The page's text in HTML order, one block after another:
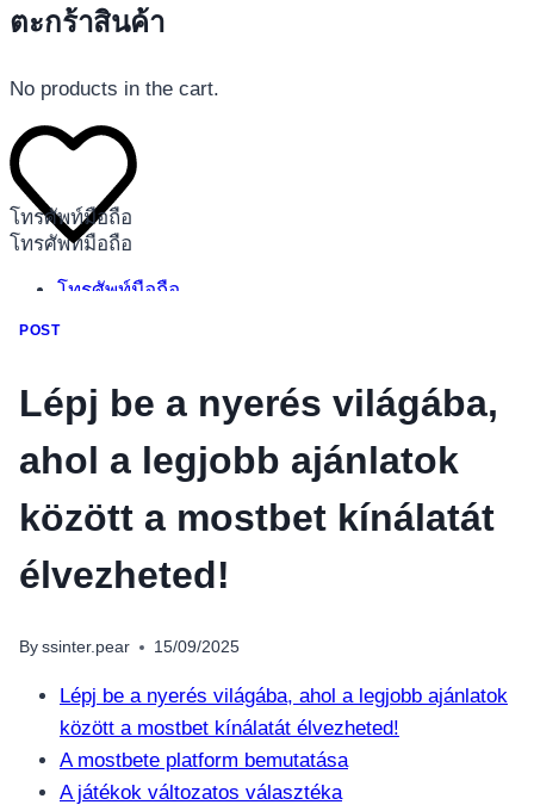
โทรศัพท์มือถือ
โทรศัพท์มือถือ
โทรศัพท์มือถือ
อุปกรณ์เสริมโทรศัพท์
ตะกร้าสินค้า
No products in the cart.
POST
Lépj be a nyerés világába,
ahol a legjobb ajánlatok
között a mostbet kínálatát
élvezheted!
By ssinter.pear 15/09/2025
Lépj be a nyerés világába, ahol a legjobb ajánlatok
között a mostbet kínálatát élvezheted!
A mostbete platform bemutatása
A játékok változatos választéka